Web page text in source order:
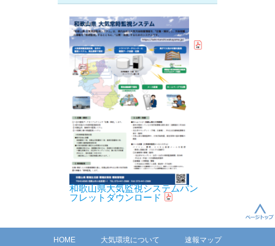
和歌山県大気監視システムパン
フレットダウンロード
HOME 大気環境について 速報マップ